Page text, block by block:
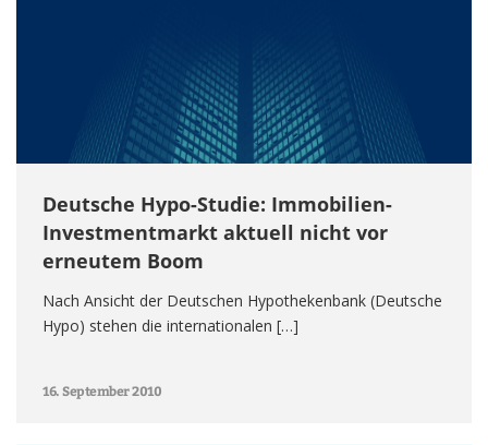
Deutsche Hypo-Studie: Immobilien-
Investmentmarkt aktuell nicht vor
erneutem Boom
Nach Ansicht der Deutschen Hypothekenbank (Deutsche
Hypo) stehen die internationalen […]
16. September 2010